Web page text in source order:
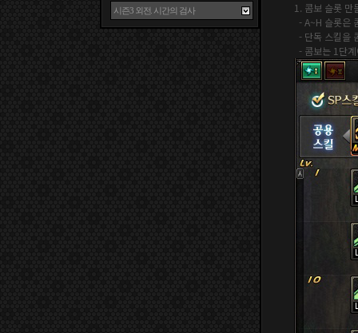
1. 콤보 슬롯 만
- A~H 슬롯은
- 단독 스킬을
- 콤보는 1단